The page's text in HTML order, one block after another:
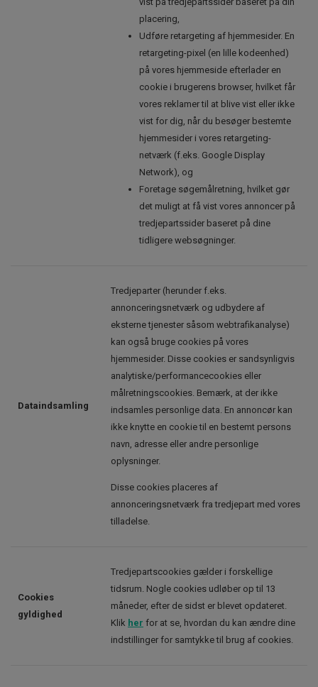
placering,
Udføre retargeting af hjemmesider. En
retargeting-pixel (en lille kodeenhed)
på vores hjemmeside efterlader en
cookie i brugerens browser, hvilket får
vores reklamer til at blive vist eller ikke
vist for dig, når du besøger bestemte
hjemmesider i vores retargeting-
netværk (f.eks. Google Display
Network), og
Foretage søgemålretning, hvilket gør
det muligt at få vist vores annoncer på
tredjepartssider baseret på dine
tidligere websøgninger.
Dataindsamling
Tredjeparter (herunder f.eks.
annonceringsnetværk og udbydere af
eksterne tjenester såsom webtrafikanalyse)
kan også bruge cookies på vores
hjemmesider. Disse cookies er sandsynligvis
analytiske/performancecookies eller
målretningscookies. Bemærk, at der ikke
indsamles personlige data. En annoncør kan
ikke knytte en cookie til en bestemt persons
navn, adresse eller andre personlige
oplysninger.
Disse cookies placeres af
annonceringsnetværk fra tredjepart med vores
tilladelse.
Cookies
gyldighed
Tredjepartscookies gælder i forskellige
tidsrum. Nogle cookies udløber op til 13
måneder, efter de sidst er blevet opdateret.
Klik her for at se, hvordan du kan ændre dine
indstillinger for samtykke til brug af cookies.